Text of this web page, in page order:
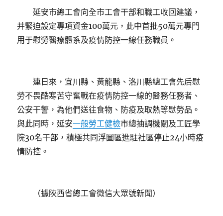
延安市總工會向全市工會干部和職工收回建議，
并緊迫設定專項資金100萬元，此中首批50萬元專門
用于慰勞醫療體系及疫情防控一線任務職員。
連日來，宜川縣、黃龍縣、洛川縣總工會先后慰
勞不畏酷寒苦守奮戰在疫情防控一線的醫務任務者、
公安干警，為他們送往食物、防疫及取熱等慰勞品。
與此同時，延安一般勞工健檢市總抽調機關及工匠學
院30名干部，積極共同浮圖區進駐社區停止24小時疫
情防控。
（據陜西省總工會微信大眾號新聞）